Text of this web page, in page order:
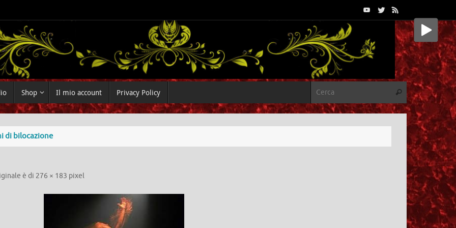
Shop Il mio account Privacy Policy
Cerca:
Cerca
di bilocazione
è di 276 × 183 pixel